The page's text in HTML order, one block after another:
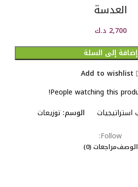
العدسة
2,700 د.ك
إضافة إلى السلة
Add to wishlist
People watching this
استراتيجيات الوسم: توزيعات
Follow:
الوصفمراجعات (0)